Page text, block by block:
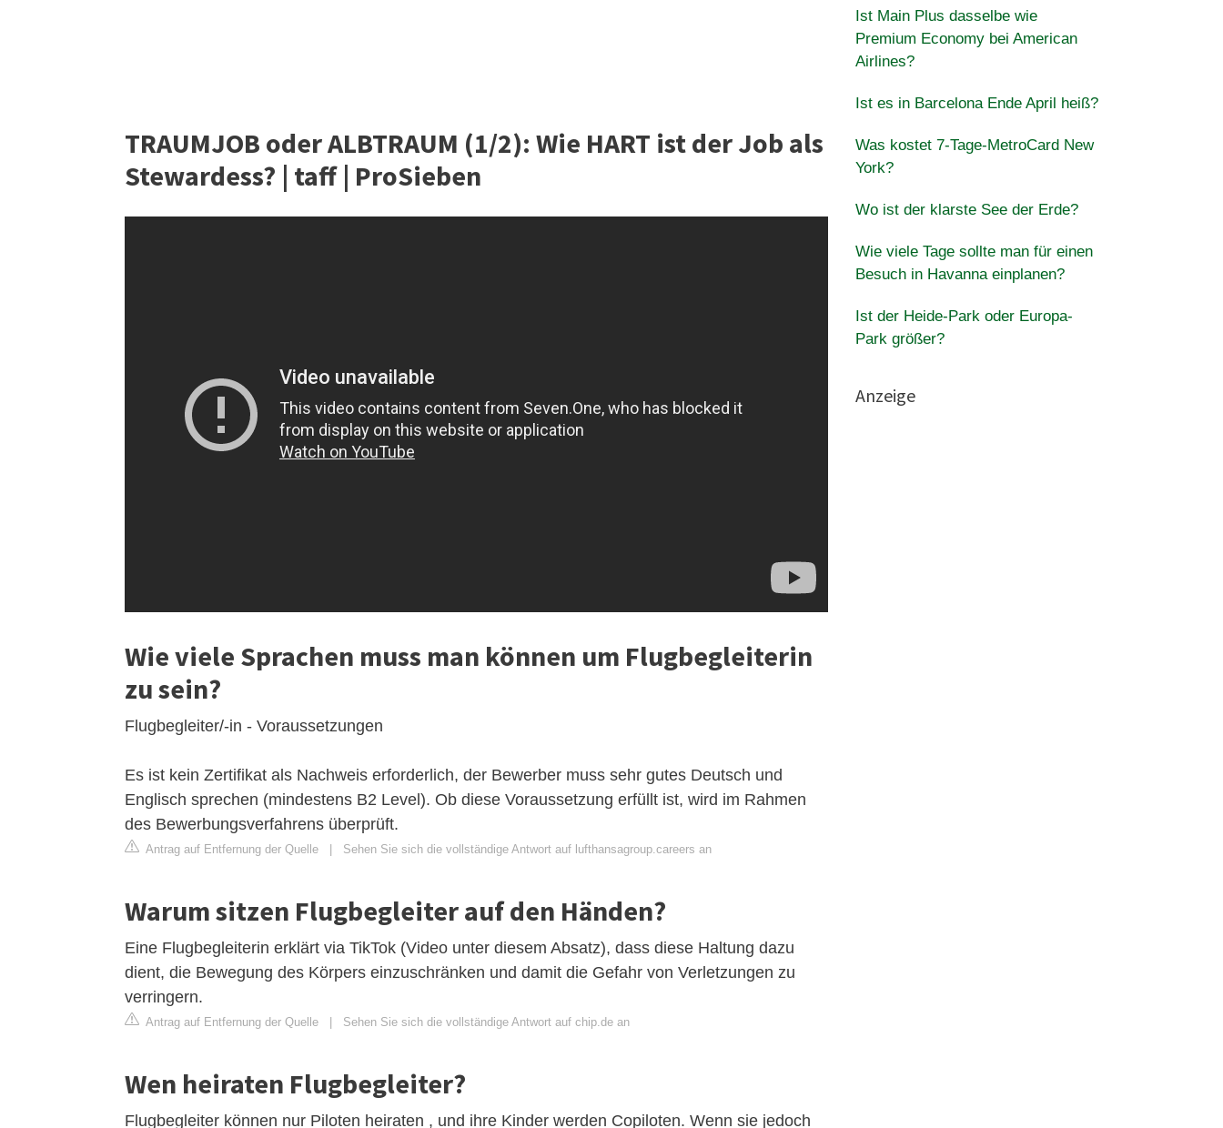
TRAUMJOB oder ALBTRAUM (1/2): Wie HART ist der Job als
Stewardess? | taff | ProSieben
Wie viele Sprachen muss man können um Flugbegleiterin
zu sein?
Flugbegleiter/-in - Voraussetzungen
Es ist kein Zertifikat als Nachweis erforderlich, der Bewerber muss sehr gutes Deutsch und
Englisch sprechen (mindestens B2 Level). Ob diese Voraussetzung erfüllt ist, wird im Rahmen
des Bewerbungsverfahrens überprüft.
Antrag auf Entfernung der Quelle | Sehen Sie sich die vollständige Antwort auf lufthansagroup.careers an
Warum sitzen Flugbegleiter auf den Händen?
Eine Flugbegleiterin erklärt via TikTok (Video unter diesem Absatz), dass diese Haltung dazu
dient, die Bewegung des Körpers einzuschränken und damit die Gefahr von Verletzungen zu
verringern.
Antrag auf Entfernung der Quelle | Sehen Sie sich die vollständige Antwort auf chip.de an
Wen heiraten Flugbegleiter?
Flugbegleiter können nur Piloten heiraten , und ihre Kinder werden Copiloten. Wenn sie jedoch
Ist Main Plus dasselbe wie
Premium Economy bei American
Airlines?
Ist es in Barcelona Ende April heiß?
Was kostet 7-Tage-MetroCard New
York?
Wo ist der klarste See der Erde?
Wie viele Tage sollte man für einen
Besuch in Havanna einplanen?
Ist der Heide-Park oder Europa-
Park größer?
Anzeige